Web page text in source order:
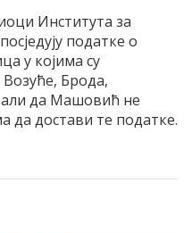
Института за
податке о
у којима су
Брода,
да Машовић не
достави те податке.